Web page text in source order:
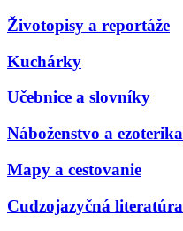
Životopisy a reportáže
Kuchárky
Učebnice a slovníky
Náboženstvo a ezoterika
Mapy a cestovanie
Cudzojazyčná literatúra